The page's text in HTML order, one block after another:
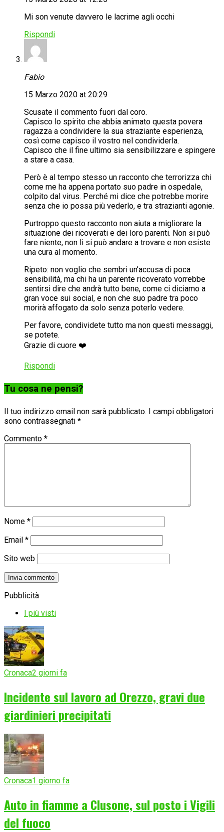
Mi son venute davvero le lacrime agli occhi
Rispondi
Fabio
15 Marzo 2020 at 20:29
Scusate il commento fuori dal coro.
Capisco lo spirito che abbia animato questa povera
ragazza a condividere la sua straziante esperienza,
così come capisco il vostro nel condividerla.
Capisco che il fine ultimo sia sensibilizzare e spingere
a stare a casa.
Però è al tempo stesso un racconto che terrorizza chi
come me ha appena portato suo padre in ospedale,
colpito dal virus. Perché mi dice che potrebbe morire
senza che io possa più vederlo, e tra strazianti agonie.
Purtroppo questo racconto non aiuta a migliorare la
situazione dei ricoverati e dei loro parenti. Non si può
fare niente, non li si può andare a trovare e non esiste
una cura al momento.
Ripeto: non voglio che sembri un’accusa di poca
sensibilità, ma chi ha un parente ricoverato vorrebbe
sentirsi dire che andrà tutto bene, come ci diciamo a
gran voce sui social, e non che suo padre tra poco
morirà affogato da solo senza poterlo vedere.
Per favore, condividete tutto ma non questi messaggi,
se potete.
Grazie di cuore ❤️
Rispondi
Tu cosa ne pensi?
Il tuo indirizzo email non sarà pubblicato. I campi obbligatori
sono contrassegnati *
Commento *
Nome *
Email *
Sito web
Pubblicità
I più visti
Cronaca2 giorni fa
Incidente sul lavoro ad Orezzo, gravi due
giardinieri precipitati
Cronaca1 giorno fa
Auto in fiamme a Clusone, sul posto i Vigili
del fuoco